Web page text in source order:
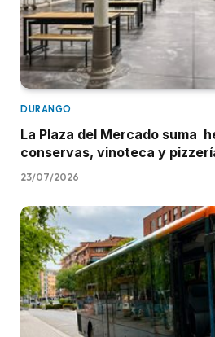
DURANGO
La Plaza del Mercado suma
conservas, vinoteca y
23/07/2026